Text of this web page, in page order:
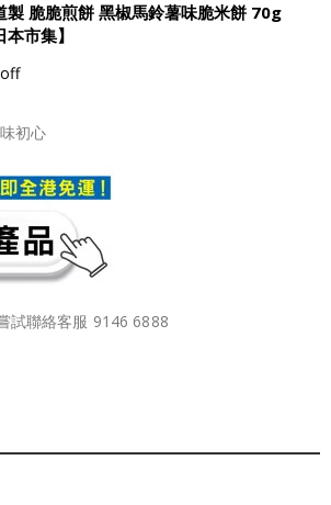
製 脆脆煎餅 黑椒馬鈴薯味脆米餅 70g
市集】
初心
試聯絡客服 9146 6888